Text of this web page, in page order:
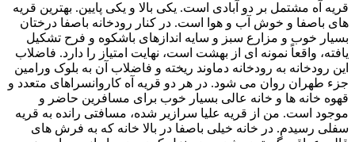
قريه آه مشتمل بر دو آبادی است. يکی بالا و يکی پايين. بهترين قريه
های باصفا و خوش آب و هوا است. در کنار رودخانه باصفا درختان
بسيار خوب و مزارع سبز و سايه اندازهای باشکوه و فرح تشکيل
يافته، واقعاً نمونه ای از بهشت است، نهايت امتياز را دارد. فاضلاب
اين رودخانه به رودخانه دماوند ريخته و فاضلاب آن به بلوک ورامين
جزء طهران روان می شود. در هر دو قريه آه کاروانسراهای متعدد و
قهوه خانه ها و خانه عالی بسيار خوب برای مسافرين حاضر و
موجود است. من از قريه عليا سرازير شده، مسافتی رانده به قريه
سفلی رسيدم. در خانه خيلی باصفا در بالا خانه که به فرش های